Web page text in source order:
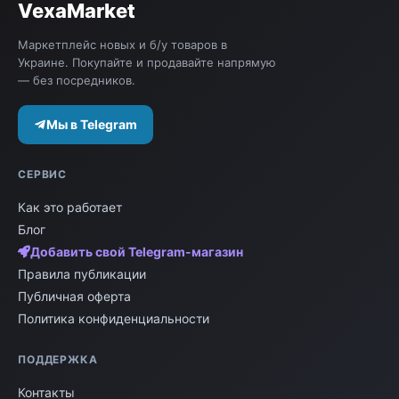
видеопередатчики.
VexaMarket
Маркетплейс новых и б/у товаров в
Украине. Покупайте и продавайте напрямую
— без посредников.
Мы в Telegram
СЕРВИС
Как это работает
Блог
Добавить свой Telegram-магазин
Правила публикации
Публичная оферта
Политика конфиденциальности
ПОДДЕРЖКА
Контакты